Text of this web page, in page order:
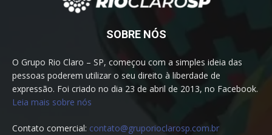
SOBRE NÓS
O Grupo Rio Claro – SP, começou com a simples ideia das
pessoas poderem utilizar o seu direito à liberdade de
expressão. Foi criado no dia 23 de abril de 2013, no Facebook.
Leia mais sobre nós
Contato comercial: contato@gruporioclarosp.com.br